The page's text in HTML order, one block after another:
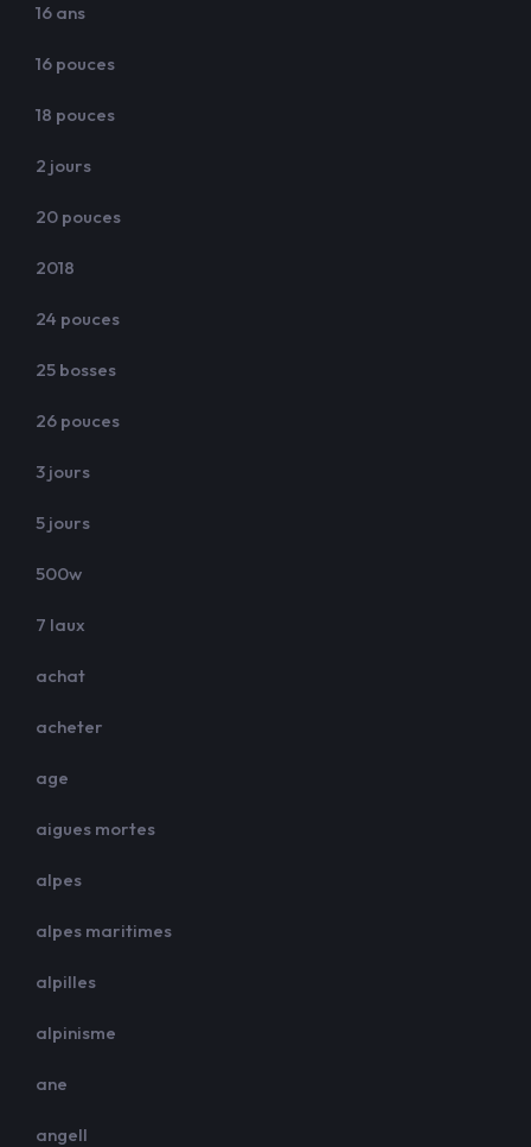
16 ans
16 pouces
18 pouces
2 jours
20 pouces
2018
24 pouces
25 bosses
26 pouces
3 jours
5 jours
500w
7 laux
achat
acheter
age
aigues mortes
alpes
alpes maritimes
alpilles
alpinisme
ane
angell